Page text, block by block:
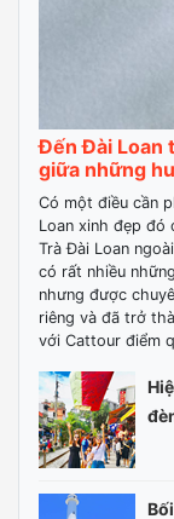
Đến Đài Loan
giữa những
Có một điều cần
Loan xinh đẹp đó
Trà Đài Loan
có rất nhiều
nhưng được
riêng và đã trở
với Cattour điểm